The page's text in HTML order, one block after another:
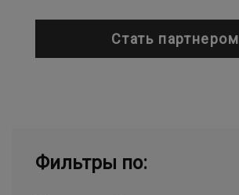
Стать партнером
Фильтры по: